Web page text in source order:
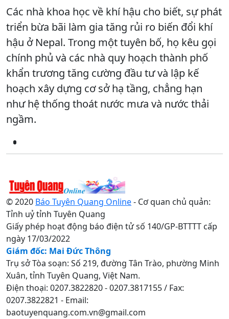
Các nhà khoa học về khí hậu cho biết, sự phát
triển bừa bãi làm gia tăng rủi ro biến đổi khí
hậu ở Nepal. Trong một tuyên bố, họ kêu gọi
chính phủ và các nhà quy hoạch thành phố
khẩn trương tăng cường đầu tư và lập kế
hoạch xây dựng cơ sở hạ tầng, chẳng hạn
như hệ thống thoát nước mưa và nước thải
ngầm.
© 2020 Báo Tuyên Quang Online- Cơ quan chủ quản:
Tỉnh uỷ tỉnh Tuyên Quang
Giấy phép hoạt động báo điện tử số 140/GP-BTTTT cấp
ngày 17/03/2022
Giám đốc: Mai Đức Thông
Trụ sở Tòa soạn: Số 219, đường Tân Trào, phường Minh
Xuân, tỉnh Tuyên Quang, Việt Nam.
Điện thoại: 0207.3822820 - 0207.3817155 / Fax:
0207.3822821 - Email:
baotuyenquang.com.vn@gmail.com